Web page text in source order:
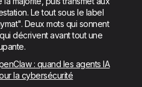
Le tout sous le label
Deux mots qui sonnent
décrivent avant tout une
: quand les agents IA
la cybersécurité